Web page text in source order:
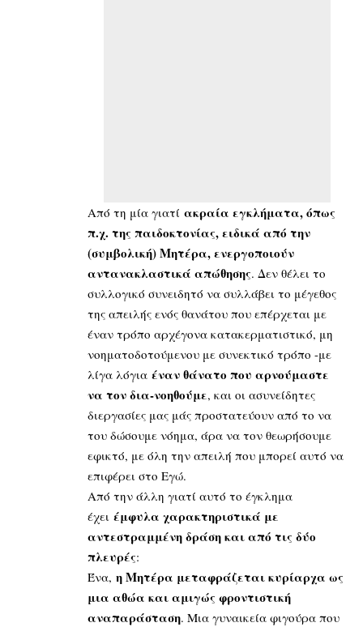
Από τη μία γιατί ακραία εγκλήματα, όπως
π.χ. της παιδοκτονίας, ειδικά από την
(συμβολική) Μητέρα, ενεργοποιούν
αντανακλαστικά απώθησης. Δεν θέλει το
συλλογικό συνειδητό να συλλάβει το μέγεθος
της απειλής ενός θανάτου που επέρχεται με
έναν τρόπο αρχέγονα κατακερματιστικό, μη
νοηματοδοτούμενου με συνεκτικό τρόπο -με
λίγα λόγια έναν θάνατο που αρνούμαστε
να τον δια-νοηθούμε, και οι ασυνείδητες
διεργασίες μας μάς προστατεύουν από το να
του δώσουμε νόημα, άρα να τον θεωρήσουμε
εφικτό, με όλη την απειλή που μπορεί αυτό να
επιφέρει στο Εγώ.
Από την άλλη γιατί αυτό το έγκλημα
έχει έμφυλα χαρακτηριστικά με
αντεστραμμένη δράση και από τις δύο
πλευρές:
Ένα, η Μητέρα μεταφράζεται κυρίαρχα ως
μια αθώα και αμιγώς φροντιστική
αναπαράσταση. Μια γυναικεία φιγούρα που